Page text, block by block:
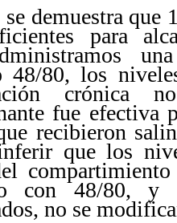
demuestra que
para
48/80, los
crónica
fue
recibieron
que los
con 48/80, y
no se